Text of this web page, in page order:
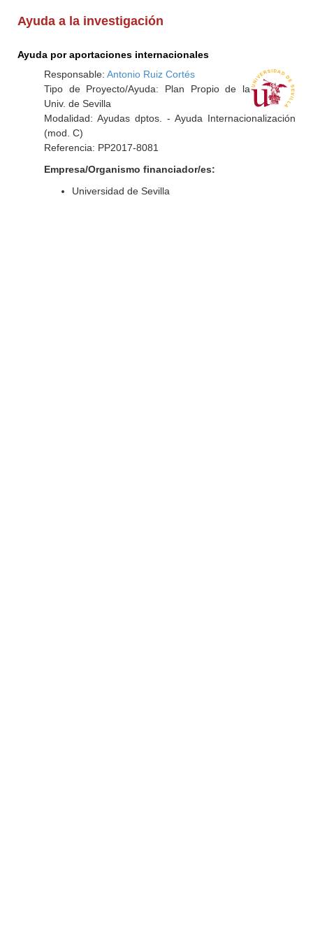
Ayuda a la investigación
Ayuda por aportaciones internacionales
Responsable: Antonio Ruiz Cortés
Tipo de Proyecto/Ayuda: Plan Propio de la
Univ. de Sevilla
Modalidad: Ayudas dptos. - Ayuda Internacionalización
(mod. C)
Referencia: PP2017-8081
Empresa/Organismo financiador/es:
Universidad de Sevilla